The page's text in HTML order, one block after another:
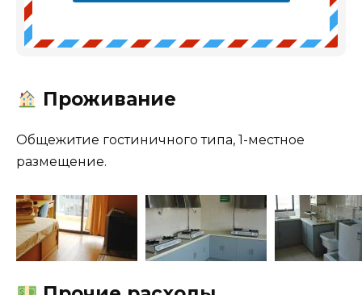
Проживание
Общежитие гостиничного типа, 1-местное
размещение.